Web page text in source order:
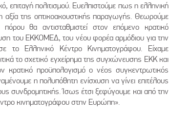
επιταγή πολιτισμού. Ευελπιστούμε πως η ελληνική
αξία της οπτικοακουστικής παραγωγής. Θεωρούμε
θα αντισταθμιστεί στον επόμενο κρατικό
του ΕΚΚΟΜΕΔ, του νέου φορέα αρμόδιου για την
το Ελληνικό Κέντρο Κινηματογράφου. Είχαμε
το σχετικό εγχείρημα της συγχώνευσης ΕΚΚ και
προϋπολογισμό ο νέος συγκεντρωτικός
η πολυπόθητη ενίσχυση να γίνει επιτέλους
συνδρομητικής. Ίσως έτσι ξεφύγουμε και από την
κινηματογράφου στην Ευρώπη».